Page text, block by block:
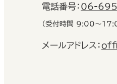
電話番号： 06-
（受付時間 9:00〜
メールアドレス：